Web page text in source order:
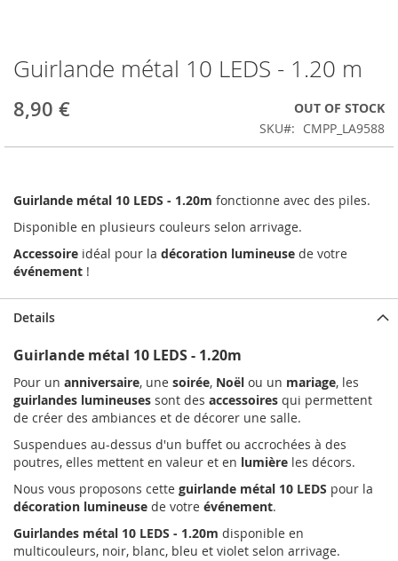
Skip
to
the
beginning
Guirlande métal 10 LEDS - 1.20 m
8,90 €
OUT OF STOCK
SKU
CMPP_LA9588
Guirlande métal 10 LEDS - 1.20m fonctionne avec des piles.
Disponible en plusieurs couleurs selon arrivage.
Accessoire idéal pour la décoration lumineuse de votre
événement !
Details
Guirlande métal 10 LEDS - 1.20m
Pour un anniversaire, une soirée, Noël ou un mariage, les
guirlandes lumineuses sont des accessoires qui permettent
de créer des ambiances et de décorer une salle.
Suspendues au-dessus d'un buffet ou accrochées à des
poutres, elles mettent en valeur et en lumière les décors.
Nous vous proposons cette guirlande métal 10 LEDS pour la
décoration lumineuse de votre événement.
Guirlandes métal 10 LEDS - 1.20m disponible en
multicouleurs, noir, blanc, bleu et violet selon arrivage.